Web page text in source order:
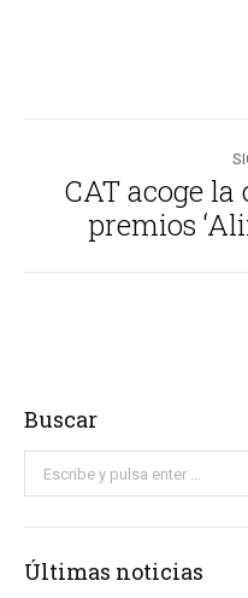
entre
CAT acoge
premios
Buscar
Últimas noticias